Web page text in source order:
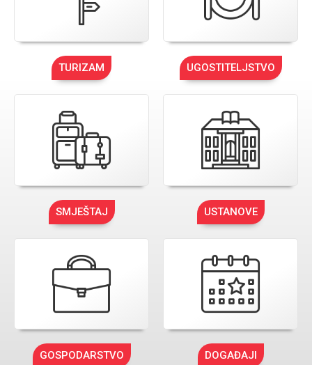
TURIZAM UGOSTITELJSTVO
SMJEŠTAJ USTANOVE
GOSPODARSTVO DOGAĐAJI